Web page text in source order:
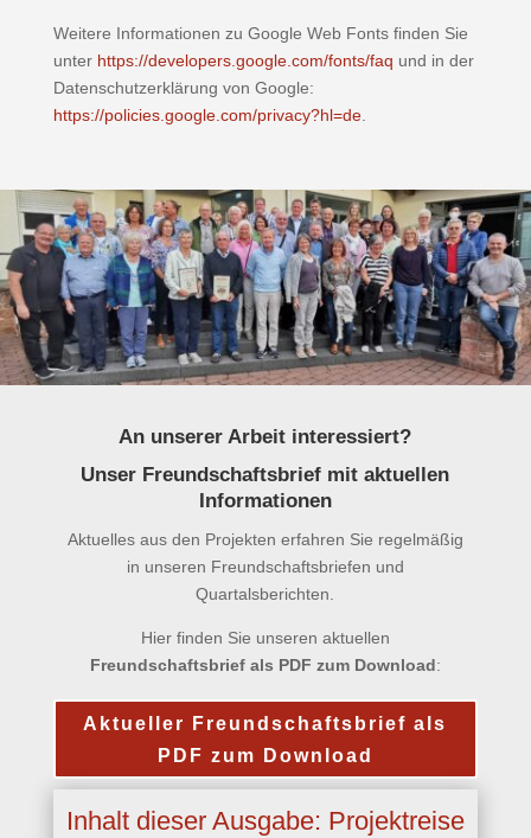
Weitere Informationen zu Google Web Fonts finden Sie
unter https://developers.google.com/fonts/faq und in der
Datenschutzerklärung von Google:
https://policies.google.com/privacy?hl=de.
An unserer Arbeit interessiert?
Unser Freundschaftsbrief mit aktuellen
Informationen
Aktuelles aus den Projekten erfahren Sie regelmäßig
in unseren Freundschaftsbriefen und
Quartalsberichten.
Hier finden Sie unseren aktuellen
Freundschaftsbrief als PDF zum Download:
Aktueller Freundschaftsbrief als
PDF zum Download
Inhalt dieser Ausgabe: Projektreise